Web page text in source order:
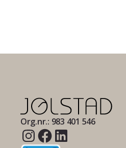
Org.nr.: 983 401 546